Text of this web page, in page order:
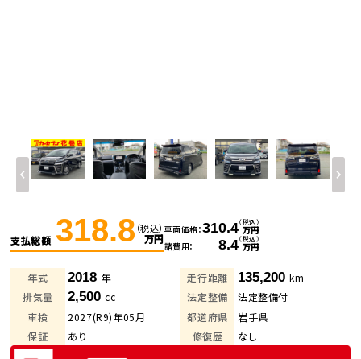
支払総額 318.8 （税込）
万円
車両価格 310.4（税込）
万円
諸費用
8.4（税込）
万円
年式 2018 年 走行距離 135,200 km
排気量
2,500cc 法定整備
法定整備付
車検
2027(R9)年05月 都道府県
岩手県
保証
あり 修復歴 なし